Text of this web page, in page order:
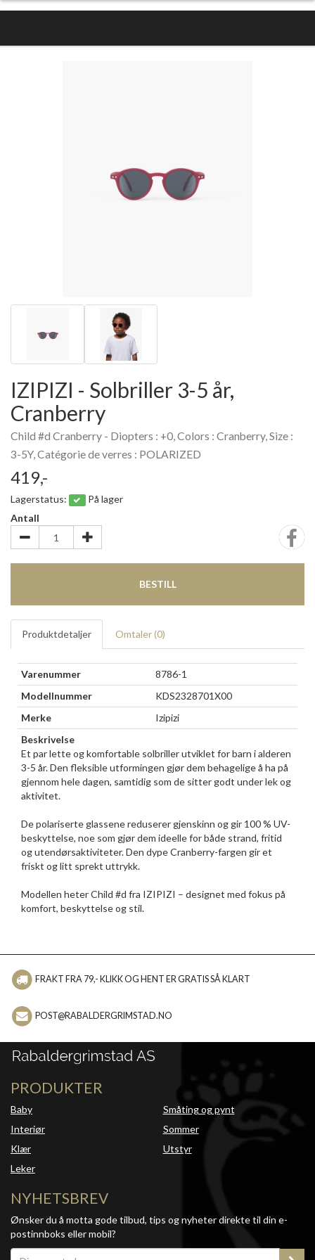
IZIPIZI - Solbriller 3-5 år,
Cranberry
Child #d Cranberry - Diopters : +0, Colors : Cranberry, Size :
3-5Y, Catégorie de verres : POLARIZED
419,-
Lagerstatus:
På lager
Antall
BESTILL
Produktdetaljer Omtaler (0)
Varenummer
8786-1
Modellnummer
KDS2328701X00
Merke
Izipizi
Beskrivelse
Et par lette og komfortable solbriller utviklet for barn i alderen
3-5 år. Den fleksible utformingen gjør dem behagelige å ha på
gjennom hele dagen, samtidig som de sitter godt under lek og
aktivitet.
De polariserte glassene reduserer gjenskinn og gir 100 % UV-
beskyttelse, noe som gjør dem ideelle for både strand, fritid
og utendørsaktiviteter. Den dype Cranberry-fargen gir et
friskt og litt sprekt uttrykk.
Modellen heter Child #d fra IZIPIZI – designet med fokus på
komfort, beskyttelse og stil.
FRAKT FRA 79,- KLIKK OG HENT ER GRATIS SÅ KLART
POST@RABALDERGRIMSTAD.NO
PRODUKTER
Baby
Interiør
Klær
Leker
Småting og pynt
Sommer
Utstyr
NYHETSBREV
Ønsker du å motta gode tilbud, tips og nyheter direkte til din e-
postinnboks eller mobil?